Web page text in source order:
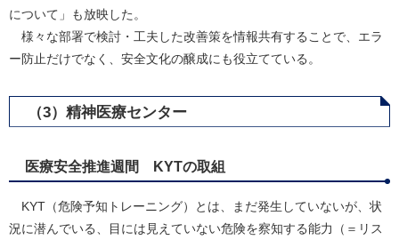
について」も放映した。
様々な部署で検討・工夫した改善策を情報共有することで、エラ
ー防止だけでなく、安全文化の醸成にも役立てている。
（3）精神医療センター
医療安全推進週間 KYTの取組
KYT（危険予知トレーニング）とは、まだ発生していないが、状
況に潜んでいる、目には見えていない危険を察知する能力（＝リス